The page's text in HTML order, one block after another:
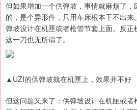
但如果增加一个供弹坡，事情就麻烦了
的，是个异形件，只用车床根本干不出
弹坡设计在机匣或者枪管节套上面。反
这一刀也无所谓了。
▲UZI的供弹坡就在机匣上，效果并不好
但这问题又来了：供弹坡设计在机匣或